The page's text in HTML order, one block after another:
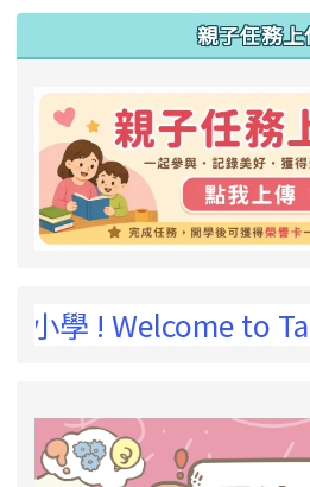
親子任務上
Welcome to